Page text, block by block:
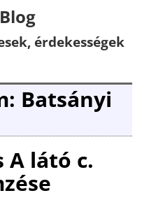
érdekességek
Batsányi
A látó c.